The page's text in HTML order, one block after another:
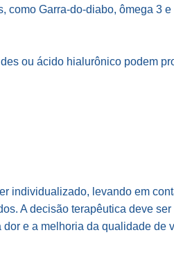
como Garra-do-diabo, ômega 3
ou ácido hialurônico podem
individualizado, levando em
A decisão terapêutica deve
e a melhoria da qualidade de